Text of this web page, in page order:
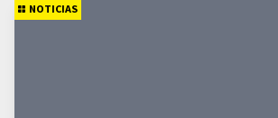
NOTICIAS